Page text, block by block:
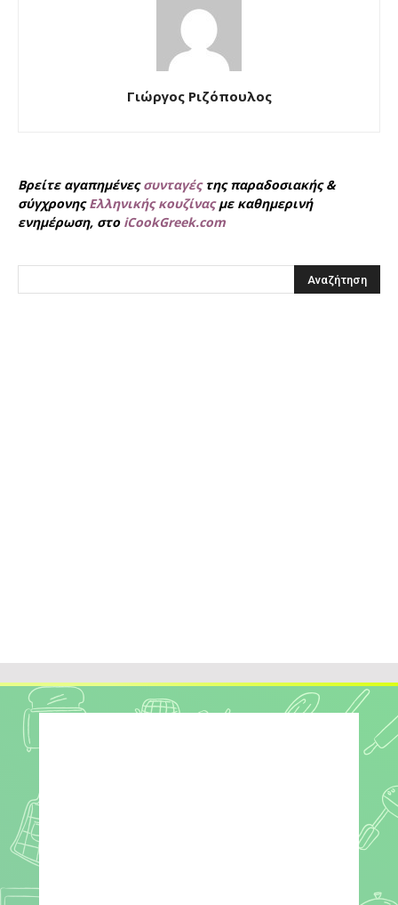
Γιώργος Ριζόπουλος
Βρείτε αγαπημένεςσυνταγέςτης παραδοσιακής &
σύγχρονηςΕλληνικής κουζίναςμε καθημερινή
ενημέρωση, στο iCookGreek.com